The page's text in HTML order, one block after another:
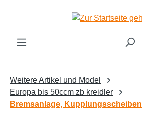
Zum Hauptinhalt springen
Weitere Artikel und Model
Europa bis 50ccm zb kreidler
Bremsanlage, Kupplungsscheiben